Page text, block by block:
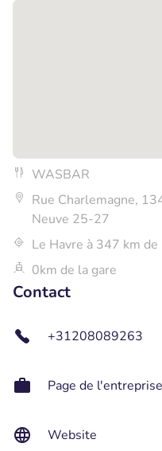
WASBAR
Rue Charlemagne,
Neuve 25-27
Le Havre à 347 km
0km de la gare
Contact
+31208089263
Page de l'entreprise
Website